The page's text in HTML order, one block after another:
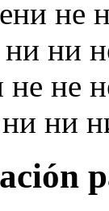
не
ни
не
ни